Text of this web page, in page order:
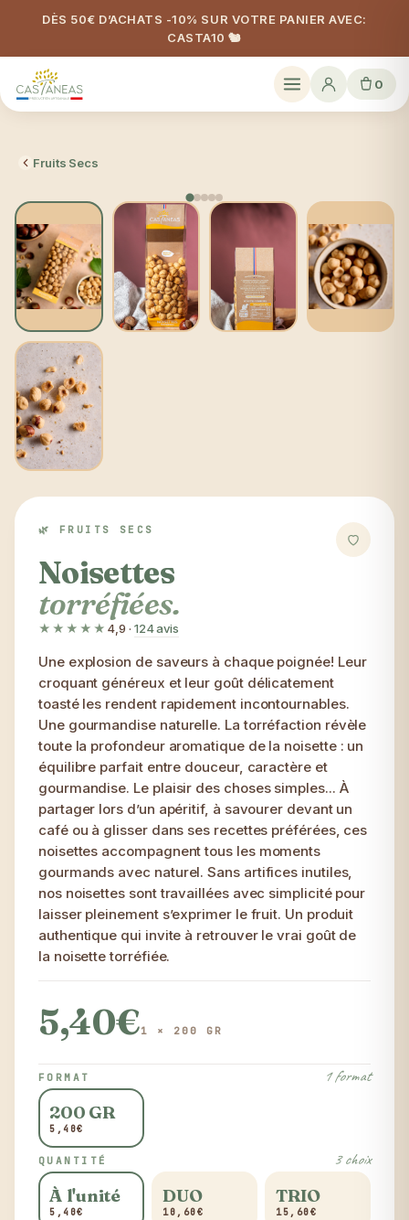
DÈS 50€ D’ACHATS -10% SUR VOTRE PANIER AVEC:
CASTA10 🐿️
0
Fruits Secs
L'incontournable
🌿 FRUITS SECS
Noisettes
torréfiées.
★★★★★ 4,9 · 124 avis
Une explosion de saveurs à chaque poignée! Leur
croquant généreux et leur goût délicatement
toasté les rendent rapidement incontournables.
Une gourmandise naturelle. La torréfaction révèle
toute la profondeur aromatique de la noisette : un
équilibre parfait entre douceur, caractère et
gourmandise. Le plaisir des choses simples... À
partager lors d’un apéritif, à savourer devant un
café ou à glisser dans ses recettes préférées, ces
noisettes accompagnent tous les moments
gourmands avec naturel. Sans artifices inutiles,
nos noisettes sont travaillées avec simplicité pour
laisser pleinement s’exprimer le fruit. Un produit
authentique qui invite à retrouver le vrai goût de
la noisette torréfiée.
5,40€1 × 200 GR
FORMAT 1 format
200 GR
5,40€
QUANTITÉ 3 choix
À l'unité
5,40€
DUO
10,60€
TRIO
15,60€